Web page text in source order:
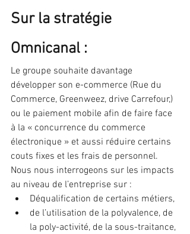
Sur la stratégie
Omnicanal :
Le groupe souhaite davantage
développer son e-commerce (Rue du
Commerce, Greenweez, drive Carrefour,)
ou le paiement mobile afin de faire face
à la « concurrence du commerce
électronique » et aussi réduire certains
couts fixes et les frais de personnel.
Nous nous interrogeons sur les impacts
au niveau de l’entreprise sur :
Déqualification de certains métiers,
de l’utilisation de la polyvalence, de
la poly-activité, de la sous-traitance,